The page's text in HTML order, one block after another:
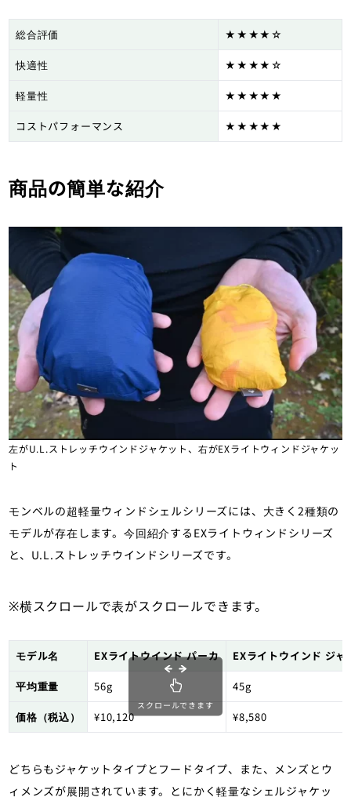
総合評価 ★★★★☆
快適性 ★★★★☆
軽量性 ★★★★★
コストパフォーマンス ★★★★★
商品の簡単な紹介
左がU.L.ストレッチウインドジャケット、右がEXライトウィンドジャケッ
ト
モンベルの超軽量ウィンドシェルシリーズには、大きく2種類の
モデルが存在します。今回紹介するEXライトウィンドシリーズ
と、U.L.ストレッチウインドシリーズです。
※横スクロールで表がスクロールできます。
モデル名 EXライトウインド パーカ EXライトウインド ジャ
平均重量 56g 45g
価格（税込） ¥10,120 ¥8,580
スクロールできます
どちらもジャケットタイプとフードタイプ、また、メンズとウ
ィメンズが展開されています。とにかく軽量なシェルジャケッ